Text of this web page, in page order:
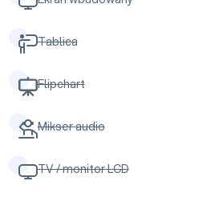
Tablica
Flipchart
Mikser audio
TV / monitor LCD